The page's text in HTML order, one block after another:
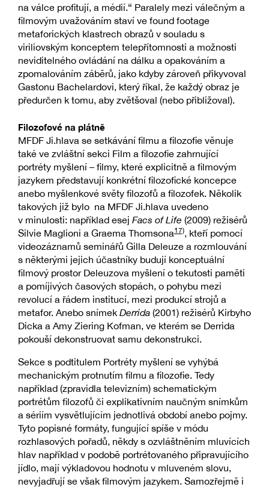
na válce profitují, a médií.“ Paralely mezi válečným a
filmovým uvažováním staví ve found footage
metaforických klastrech obrazů v souladu s
viriliovským konceptem telepřítomnosti a možnosti
neviditelného ovládání na dálku a opakováním a
zpomalováním záběrů, jako kdyby zároveň přikyvoval
Gastonu Bachelardovi, který říkal, že každý obraz je
předurčen k tomu, aby zvětšoval (nebo přibližoval).
Filozofové na plátně
MFDF Ji.hlava se setkávání filmu a filozofie věnuje
také ve zvláštní sekci Film a filozofie zahrnující
portréty myšlení – filmy, které explicitně a filmovým
jazykem představují konkrétní filozofické koncepce
anebo myšlenkové světy filozofů a filozofek. Několik
takových již bylo na MFDF Ji.hlava uvedeno
v minulosti: například esej Facs of Life (2009) režisérů
Silvie Maglioni a Graema Thomsona17), kteří pomocí
videozáznamů seminářů Gilla Deleuze a rozmlouvání
s některými jejich účastníky budují konceptuální
filmový prostor Deleuzova myšlení o tekutosti paměti
a pomíjivých časových stopách, o pohybu mezi
revolucí a řádem institucí, mezi produkcí strojů a
metafor. Anebo snímek Derrida (2001) režisérů Kirbyho
Dicka a Amy Ziering Kofman, ve kterém se Derrida
pokouší dekonstruovat samu dekonstrukci.
Sekce s podtitulem Portréty myšlení se vyhýbá
mechanickým protnutím filmu a filozofie. Tedy
například (zpravidla televizním) schematickým
portrétům filozofů či explikativním naučným snímkům
a sériím vysvětlujícím jednotlivá období anebo pojmy.
Tyto popisné formáty, fungující spíše v módu
rozhlasových pořadů, někdy s ozvláštněním mluvících
hlav například v podobě portrétovaného připravujícího
jídlo, mají výkladovou hodnotu v mluveném slovu,
nevyjadřují se však filmovým jazykem. Samozřejmě i